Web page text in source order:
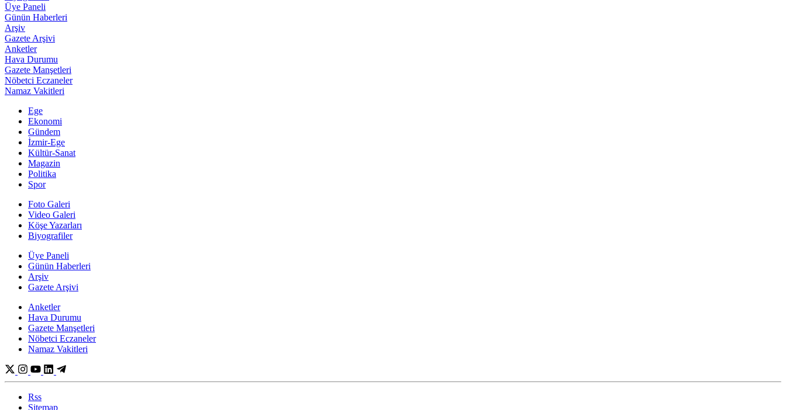
Üye Paneli
Günün Haberleri
Arşiv
Gazete Arşivi
Anketler
Hava Durumu
Gazete Manşetleri
Nöbetci Eczaneler
Namaz Vakitleri
Ege
Ekonomi
Gündem
İzmir-Ege
Kültür-Sanat
Magazin
Politika
Spor
Foto Galeri
Video Galeri
Köşe Yazarları
Biyografiler
Üye Paneli
Günün Haberleri
Arşiv
Gazete Arşivi
Anketler
Hava Durumu
Gazete Manşetleri
Nöbetci Eczaneler
Namaz Vakitleri
Rss
Sitemap